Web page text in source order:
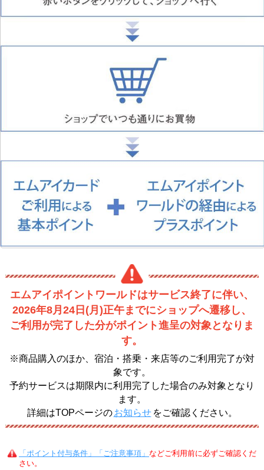
エムアイポイントワールドはサービス終了に伴い、
2026年8月24日(月)正午までにショップへ遷移し、
ご利用が完了した分がポイント進呈の対象となりま
す。
※商品購入のほか、宿泊・搭乗・来店等のご利用完了が対
象です。
予約サービスは期限内に利用完了した場合のみ対象となり
ます。
詳細はTOPページの お知らせ をご確認ください。
「ポイント付与条件」「ご注意事項」 などご利用前に必ずご確認くだ
さい。